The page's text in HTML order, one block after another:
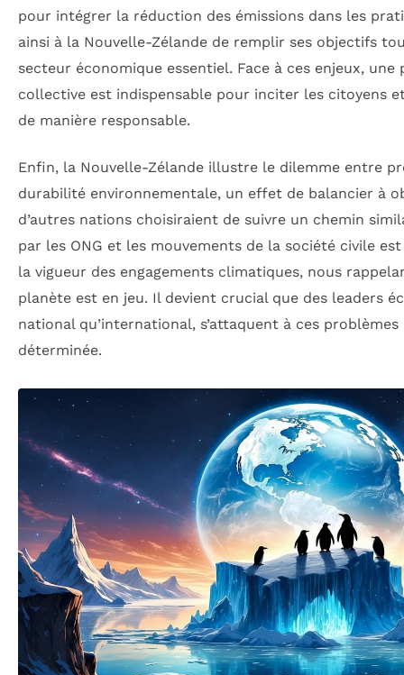
pour intégrer la réduction des émissions dans les
ainsi à la Nouvelle-Zélande de remplir ses objectifs
secteur économique essentiel. Face à ces enjeux, une
collective est indispensable pour inciter les citoyens
de manière responsable.
Enfin, la Nouvelle-Zélande illustre le dilemme entre
durabilité environnementale, un effet de balancier à
d’autres nations choisiraient de suivre un chemin
par les ONG et les mouvements de la société civile
la vigueur des engagements climatiques, nous
planète est en jeu. Il devient crucial que des leaders
national qu’international, s’attaquent à ces
déterminée.